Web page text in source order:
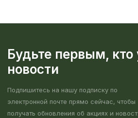
Будьте первым, кто
новости
Подпишитесь на нашу подписку по
электронной почте прямо сейчас, чтобы
получать обновления об акциях и